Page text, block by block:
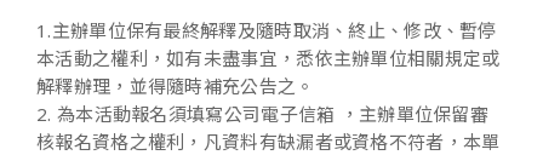
1.主辦單位保有最終解釋及隨時取消、終止、修改、暫停
本活動之權利，如有未盡事宜，悉依主辦單位相關規定或
解釋辦理，並得隨時補充公告之。
2. 為本活動報名須填寫公司電子信箱 ，主辦單位保留審
核報名資格之權利，凡資料有缺漏者或資格不符者，本單